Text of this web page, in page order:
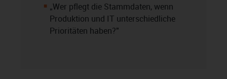
„Wer pflegt die Stammdaten, wenn
Produktion und IT unterschiedliche
Prioritäten haben?"